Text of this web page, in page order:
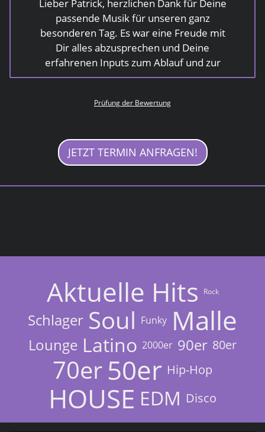
Lieber Patrick, herzlichen Dank für Deine
passende Musik für unseren ganz
besonderen Tag. Es war eine Freude mit
Dir alles abzusprechen und Deine
erfahrenen Inputs zum Ablauf und zur
Auswahl haben uns sehr geholfen. Deine
Trauung im Weinberg ohne Strom perfekt.
gebracht und die Stimmung war
grossartig. Wir werden Dich gerne
weiterempfehlen und freuen uns, wenn
Prüfung der Bewertung
JETZT TERMIN ANFRAGEN!
Aktuelle Hits Rock
Schlager Soul Funky Malle
Lounge Latino 2000er 90er 80er
70er 50er Hip-Hop
HOUSE EDM Disco